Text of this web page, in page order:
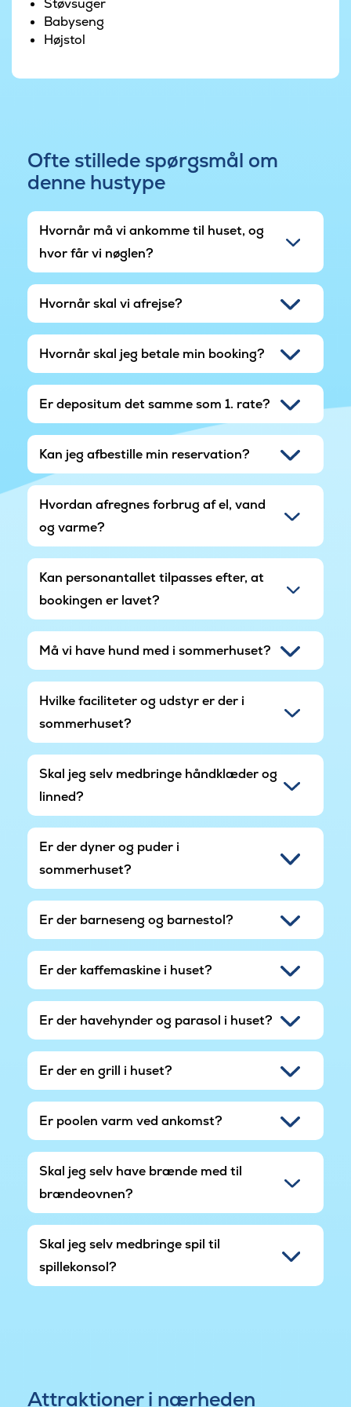
Støvsuger
Babyseng
Højstol
Ofte stillede spørgsmål om
denne hustype
Hvornår må vi ankomme til huset, og
hvor får vi nøglen?
Hvornår skal vi afrejse?
Hvornår skal jeg betale min booking?
Er depositum det samme som 1. rate?
Kan jeg afbestille min reservation?
Hvordan afregnes forbrug af el, vand
og varme?
Kan personantallet tilpasses efter, at
bookingen er lavet?
Må vi have hund med i sommerhuset?
Hvilke faciliteter og udstyr er der i
sommerhuset?
Skal jeg selv medbringe håndklæder og
linned?
Er der dyner og puder i
sommerhuset?
Er der barneseng og barnestol?
Er der kaffemaskine i huset?
Er der havehynder og parasol i huset?
Er der en grill i huset?
Er poolen varm ved ankomst?
Skal jeg selv have brænde med til
brændeovnen?
Skal jeg selv medbringe spil til
spillekonsol?
Attraktioner i nærheden